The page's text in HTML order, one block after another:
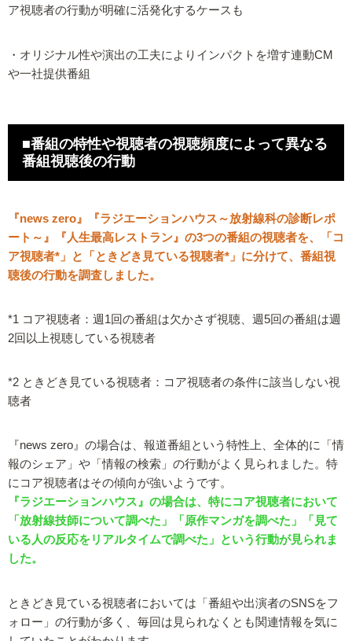
ア視聴者の行動が明確に活発化するケースも
・オリジナル性や演出の工夫によりインパクトを増す連動CM
や一社提供番組
■番組の特性や視聴者の視聴頻度によって異なる
番組視聴後の行動
『news zero』『ラジエーションハウス～放射線科の診断レポ
ート～』『人生最高レストラン』の3つの番組の視聴者を、「コ
ア視聴者*」と「ときどき見ている視聴者*」に分けて、番組視
聴後の行動を調査しました。
*1 コア視聴者：週1回の番組は欠かさず視聴、週5回の番組は週
2回以上視聴している視聴者
*2 ときどき見ている視聴者：コア視聴者の条件に該当しない視
聴者
『news zero』の場合は、報道番組という特性上、全体的に「情
報のシェア」や「情報の検索」の行動がよく見られました。特
にコア視聴者はその傾向が強いようです。
『ラジエーションハウス』の場合は、特にコア視聴者において
「放射線技師について調べた」「原作マンガを調べた」「見て
いる人の反応をリアルタイムで調べた」という行動が見られま
した。
ときどき見ている視聴者においては「番組や出演者のSNSをフ
ォロー」の行動が多く、毎回は見られなくとも関連情報を気に